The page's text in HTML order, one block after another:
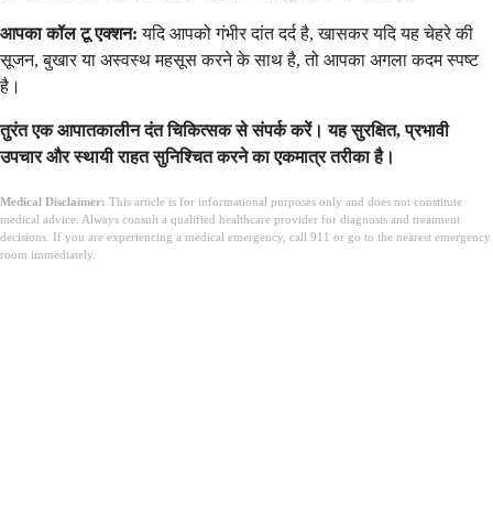
आपका कॉल टू एक्शन: यदि आपको गंभीर दांत दर्द है, खासकर यदि यह चेहरे की
सूजन, बुखार या अस्वस्थ महसूस करने के साथ है, तो आपका अगला कदम स्पष्ट
है।
तुरंत एक आपातकालीन दंत चिकित्सक से संपर्क करें। यह सुरक्षित, प्रभावी
उपचार और स्थायी राहत सुनिश्चित करने का एकमात्र तरीका है।
Medical Disclaimer: This article is for informational purposes only and does not constitute
medical advice. Always consult a qualified healthcare provider for diagnosis and treatment
decisions. If you are experiencing a medical emergency, call 911 or go to the nearest emergency
room immediately.